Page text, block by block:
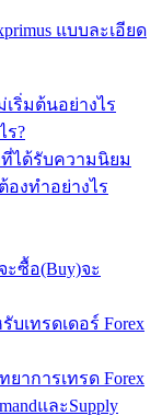
แบบละเอียด
ริ่มต้นอย่างไร
ร?
ที่ได้รับความนิยม
องทำอย่างไร
ะซื้อ(Buy)จะ
เทรดเดอร์ Forex
ยาการเทรด Forex
และSupply